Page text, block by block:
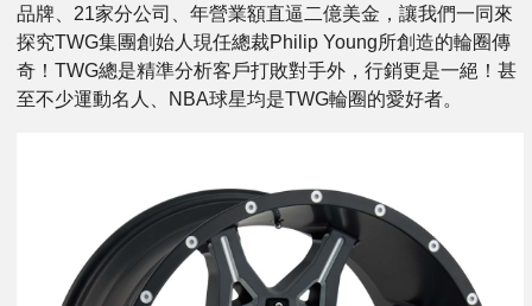
品牌、21家分公司、年營業額直逼二億美金，讓我們一同來
探究TWG集團創始人現任總裁Philip Young所創造的輪圈傳
奇！TWG總是精準分析客戶打敗對手外，行銷更是一絕！甚
至不少運動名人、NBA球星均是TWG輪圈的愛好者。